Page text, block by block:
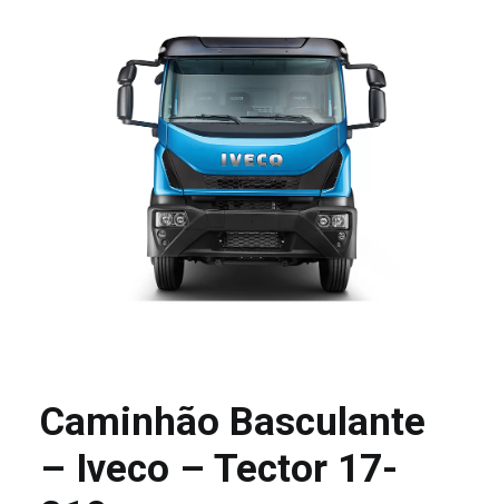
EDUCAÇÃO
TECNOLOGIA
Caminhão Basculante
– Iveco – Tector 17-